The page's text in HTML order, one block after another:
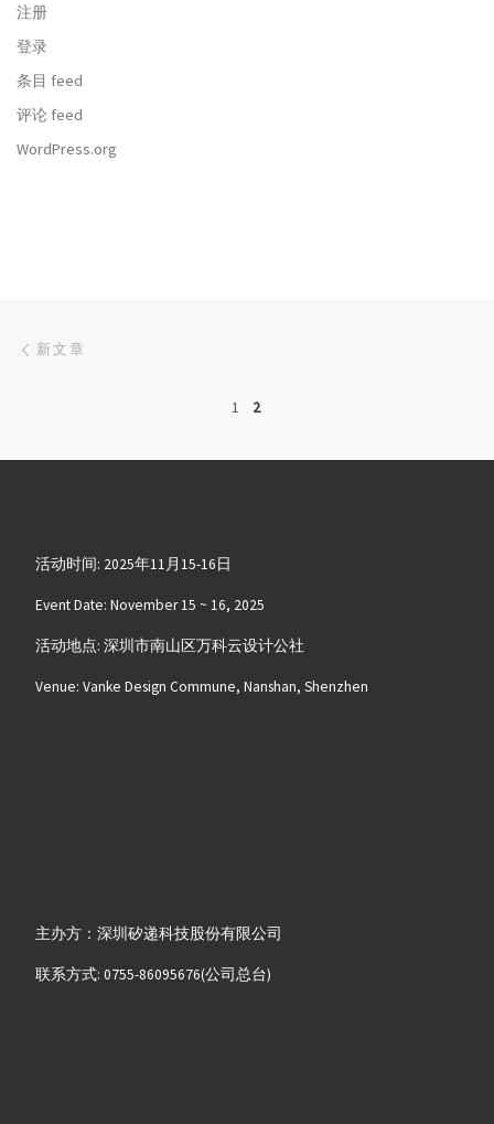
注册
登录
条目 feed
评论 feed
WordPress.org
文章导航
新文章
1 2
活动时间: 2025年11月15-16日
Event Date: November 15 ~ 16, 2025
活动地点: 深圳市南山区万科云设计公社
Venue: Vanke Design Commune, Nanshan, Shenzhen
主办方：深圳矽递科技股份有限公司
联系方式: 0755-86095676(公司总台)